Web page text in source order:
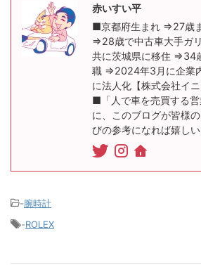
赤いすい平
■京都府生まれ ⇒27歳
⇒28歳で中古車大手ガ
共に茨城県に移住 ⇒34
職 ⇒2024年3月に企業
に法人化【株式会社イ
■「人で車を売買する
に、このブログが皆様
びの参考になれば嬉しい
-腕時計
-ROLEX